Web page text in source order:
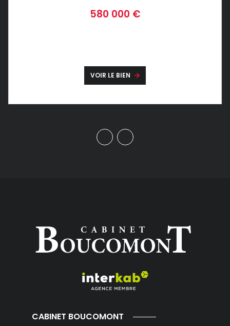
580 000 €
VOIR LE BIEN
CABINET BOUCOMONT